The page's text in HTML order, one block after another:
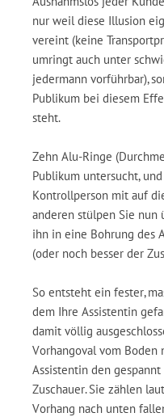
nur weil diese Illusion
vereint (keine
umringt auch unter
jedermann vorführbar),
Publikum bei diesem
steht.
Zehn Alu-Ringe
Publikum untersucht,
Kontrollperson mit auf
anderen stülpen Sie nun
ihn in eine Bohrung des
(oder noch besser der
So entsteht ein fester,
dem Ihre Assistentin
damit völlig
Vorhangoval vom Boden
Assistentin den
Zuschauer. Sie zählen
Vorhang nach unten